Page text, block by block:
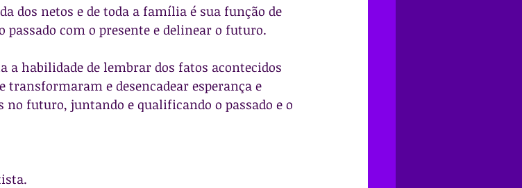
dos netos e de toda a família é sua função de
com o presente e delinear o futuro.
a habilidade de lembrar dos fatos acontecidos
e desencadear esperança e
futuro, juntando e qualificando o passado e o